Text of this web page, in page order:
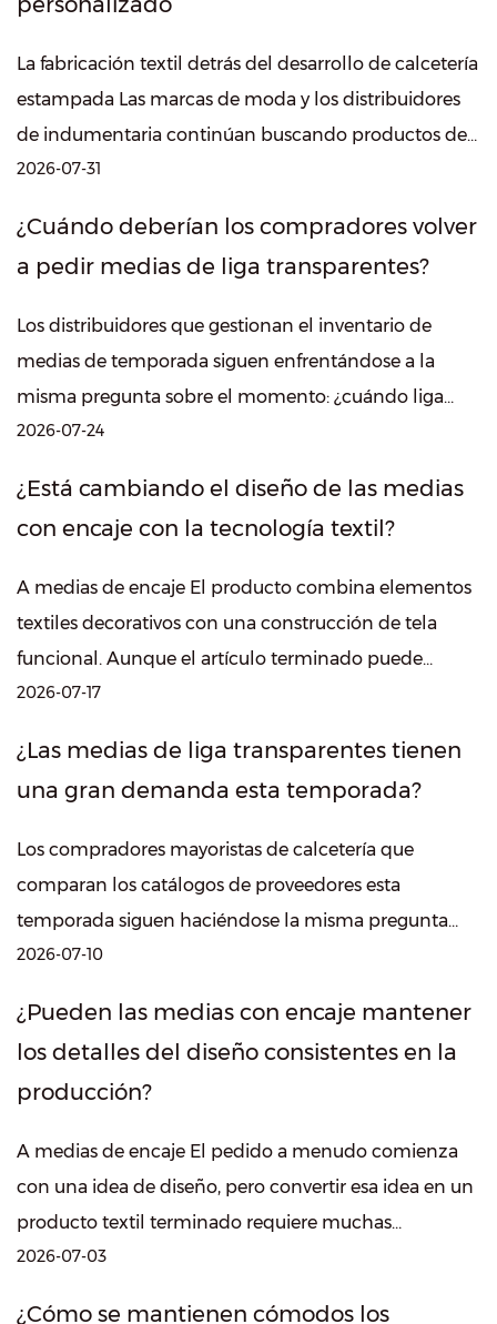
La fabricación textil detrás del desarrollo de calcetería
estampada Las marcas de moda y los distribuidores
de indumentaria continúan buscando productos de
calcetería diferenciados que combinen ...
2026-07-31
¿Cuándo deberían los compradores volver
a pedir medias de liga transparentes?
Los distribuidores que gestionan el inventario de
medias de temporada siguen enfrentándose a la
misma pregunta sobre el momento: ¿cuándo liga
pura Los reordenes realmente necesitan cu...
2026-07-24
¿Está cambiando el diseño de las medias
con encaje con la tecnología textil?
A medias de encaje El producto combina elementos
textiles decorativos con una construcción de tela
funcional. Aunque el artículo terminado puede
parecer liviano y delicado, la estruct...
2026-07-17
¿Las medias de liga transparentes tienen
una gran demanda esta temporada?
Los compradores mayoristas de calcetería que
comparan los catálogos de proveedores esta
temporada siguen haciéndose la misma pregunta
2026-07-10
¿Pueden las medias con encaje mantener
los detalles del diseño consistentes en la
producción?
A medias de encaje El pedido a menudo comienza
con una idea de diseño, pero convertir esa idea en un
producto textil terminado requiere muchas
decisiones de producción. Para los fabri...
2026-07-03
¿Cómo se mantienen cómodos los